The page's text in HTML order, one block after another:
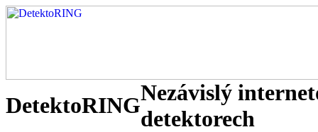
DetektoRINGNezávislý
detektorech